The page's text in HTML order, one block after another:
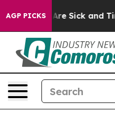
AGP PICKSAre Sick and Tired